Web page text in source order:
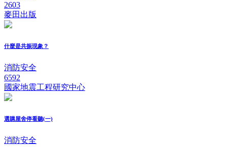
2603
麥田出版
什麼是共振現象？
消防安全
6592
國家地震工程研究中心
選購屋舍停看聽(一)
消防安全